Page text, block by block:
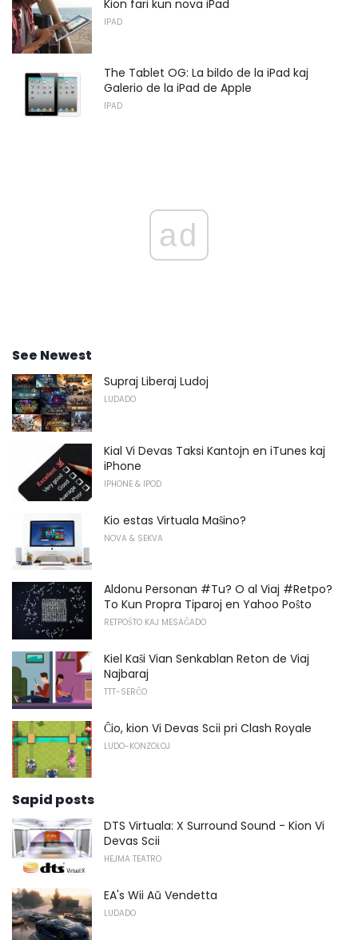
Kion fari kun nova iPad
IPAD
The Tablet OG: La bildo de la iPad kaj
Galerio de la iPad de Apple
IPAD
ad
See Newest
Supraj Liberaj Ludoj
LUDADO
Kial Vi Devas Taksi Kantojn en iTunes kaj
iPhone
IPHONE & IPOD
Kio estas Virtuala Maŝino?
NOVA & SEKVA
Aldonu Personan #Tu? O al Viaj #Retpo?
To Kun Propra Tiparoj en Yahoo Poŝto
RETPOŜTO KAJ MESAĜADO
Kiel Kaŝi Vian Senkablan Reton de Viaj
Najbaraj
TTT-SERĈO
Ĉio, kion Vi Devas Scii pri Clash Royale
LUDO-KONZOLOJ
Sapid posts
DTS Virtuala: X Surround Sound - Kion Vi
Devas Scii
HEJMA TEATRO
EA's Wii Aŭ Vendetta
LUDADO